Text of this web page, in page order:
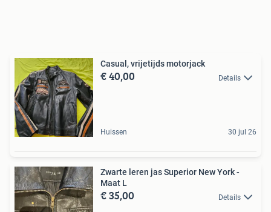
Casual, vrijetijds motorjack
€ 40,00 Details
Huissen 30 jul 26
Zwarte leren jas Superior New York -
Maat L
€ 35,00 Details